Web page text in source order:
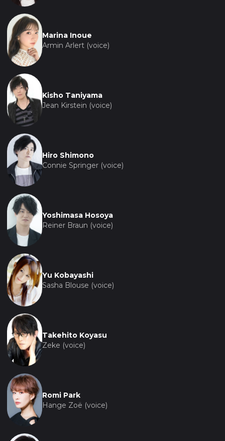
Marina Inoue
Armin Arlert (voice)
Kisho Taniyama
Jean Kirstein (voice)
Hiro Shimono
Connie Springer (voice)
Yoshimasa Hosoya
Reiner Braun (voice)
Yu Kobayashi
Sasha Blouse (voice)
Takehito Koyasu
Zeke (voice)
Romi Park
Hange Zoë (voice)